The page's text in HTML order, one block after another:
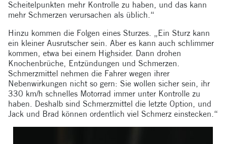
Scheitelpunkten mehr Kontrolle zu haben, und das kann
mehr Schmerzen verursachen als üblich.“
Hinzu kommen die Folgen eines Sturzes. „Ein Sturz kann
ein kleiner Ausrutscher sein. Aber es kann auch schlimmer
kommen, etwa bei einem Highsider. Dann drohen
Knochenbrüche, Entzündungen und Schmerzen.
Schmerzmittel nehmen die Fahrer wegen ihrer
Nebenwirkungen nicht so gern: Sie wollen sicher sein, ihr
330 km/h schnelles Motorrad immer unter Kontrolle zu
haben. Deshalb sind Schmerzmittel die letzte Option, und
Jack und Brad können ordentlich viel Schmerz einstecken.“